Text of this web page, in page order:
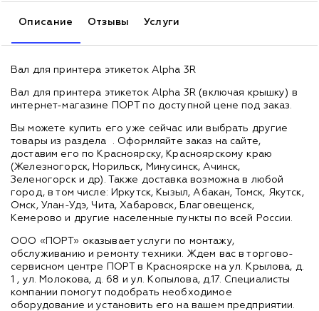
Описание Отзывы Услуги
Вал для принтера этикеток Alpha 3R
Вал для принтера этикеток Alpha 3R (включая крышку) в
интернет-магазине ПОРТ по доступной цене под заказ.
Вы можете купить его уже сейчас или выбрать другие
товары из раздела . Оформляйте заказ на сайте,
доставим его по Красноярску, Красноярскому краю
(Железногорск, Норильск, Минусинск, Ачинск,
Зеленогорск и др). Также доставка возможна в любой
город, в том числе: Иркутск, Кызыл, Абакан, Томск, Якутск,
Омск, Улан-Удэ, Чита, Хабаровск, Благовещенск,
Кемерово и другие населенные пункты по всей России.
ООО «ПОРТ» оказывает услуги по монтажу,
обслуживанию и ремонту техники. Ждем вас в торгово-
сервисном центре ПОРТ в Красноярске на ул. Крылова, д.
1 , ул. Молокова, д. 68 и ул. Копылова, д.17. Специалисты
компании помогут подобрать необходимое
оборудование и установить его на вашем предприятии.